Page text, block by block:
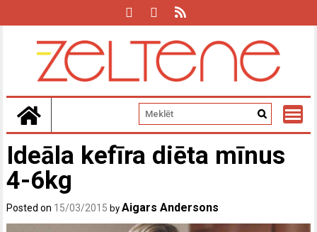
Ideāla kefīra diēta mīnus
4-6kg
Posted on 15/03/2015 byAigars Andersons